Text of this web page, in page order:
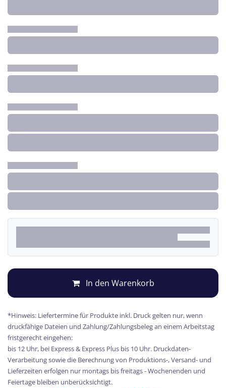
In den Warenkorb
*Hinweis: Liefertermine für Produkte inkl. Druck gelten nur, wenn
druckfähige Dateien und Zahlung/Zahlungsbeleg an einem Arbeitstag
fristgerecht eingehen:
bis 12 Uhr, bei Express & Express Plus bis 10 Uhr. Druckdaten-
Verarbeitung sowie die Berechnung von Produktions-, Versand- und
Lieferzeiten erfolgen nur montags bis freitags - Wochenenden und
Feiertage bleiben unberücksichtigt.